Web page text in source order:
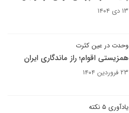
۱۳ دی ۱۴۰۴
وحدت در عین کثرت
همزیستی اقوام؛ راز ماندگاری ایران
۲۳ فروردین ۱۴۰۴
یادآوری ۵ نکته